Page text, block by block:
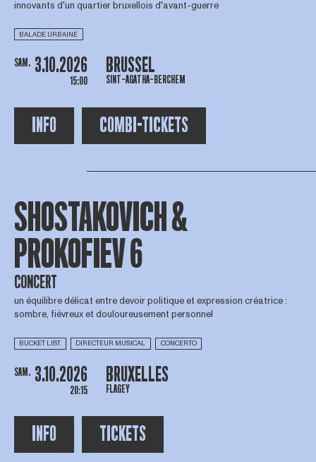
innovants d'un quartier bruxellois d'avant-guerre
BALADE URBAINE
SAM. 3.10.2026
15:00
BRUSSEL
SINT-AGATHA-BERCHEM
INFO COMBI-TICKETS
SHOSTAKOVICH &
PROKOFIEV 6
CONCERT
un équilibre délicat entre devoir politique et expression créatrice :
sombre, fiévreux et douloureusement personnel
BUCKET LIST DIRECTEUR MUSICAL CONCERTO
SAM. 3.10.2026
20:15
BRUXELLES
FLAGEY
INFO TICKETS